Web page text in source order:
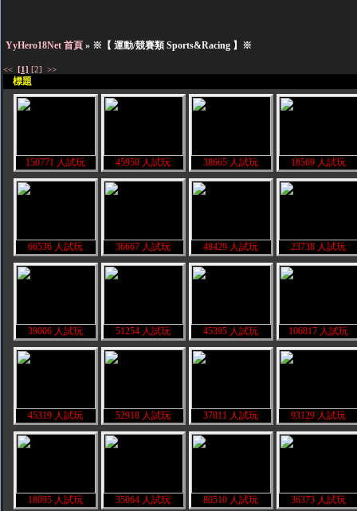
YyHero18Net 首頁» ※【 運動/競賽類 Sports&Racing 】※
<< [1] [2] >>
標題
150771 人試玩 45950 人試玩 38665 人試玩 18569 人試玩
66536 人試玩 36667 人試玩 48429 人試玩 23738 人試玩
39006 人試玩 51254 人試玩 45395 人試玩 106817 人試玩
45319 人試玩 52918 人試玩 37011 人試玩 93129 人試玩
18095 人試玩 35064 人試玩 80510 人試玩 36373 人試玩